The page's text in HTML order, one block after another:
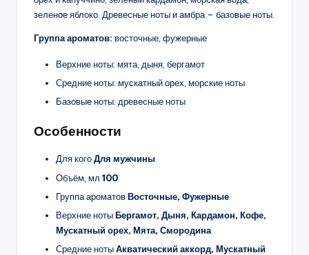
зеленое яблоко. Древесные ноты и амбра – базовые ноты.
Группа ароматов: восточные, фужерные
Верхние ноты: мята, дыня, бергамот
Средние ноты: мускатный орех, морские ноты
Базовые ноты: древесные ноты
Особенности
Для когоДля мужчины
Объём, мл 100
Группа ароматовВосточные, Фужерные
Верхние нотыБергамот, Дыня, Кардамон, Кофе,
Мускатный орех, Мята, Смородина
Средние нотыАкватический аккорд, Мускатный